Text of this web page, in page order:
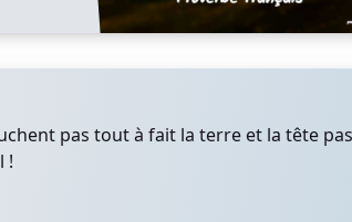
pas tout à fait la terre et la tête
!